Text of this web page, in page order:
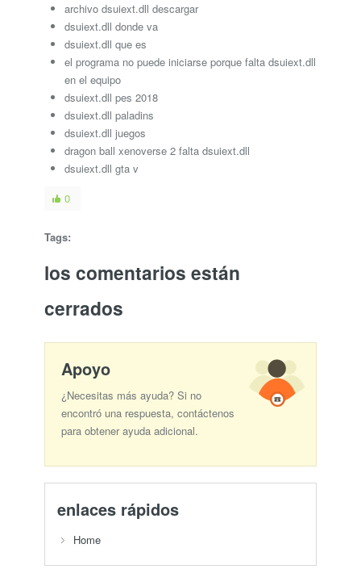
archivo dsuiext.dll descargar
dsuiext.dll donde va
dsuiext.dll que es
el programa no puede iniciarse porque falta dsuiext.dll
en el equipo
dsuiext.dll pes 2018
dsuiext.dll paladins
dsuiext.dll juegos
dragon ball xenoverse 2 falta dsuiext.dll
dsuiext.dll gta v
0
Tags:
los comentarios están
cerrados
Apoyo
¿Necesitas más ayuda? Si no
encontró una respuesta, contáctenos
para obtener ayuda adicional.
enlaces rápidos
Home